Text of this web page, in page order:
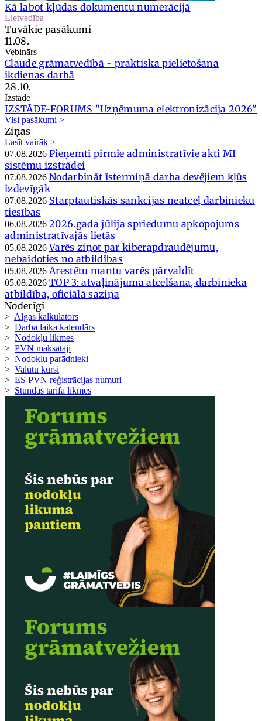
Kā labot kļūdas dokumentu numerācijā
Lietvedība
Tuvākie pasākumi
11.08.
Vebinārs
Claude grāmatvedībā - praktiska pielietošana
ikdienas darbā
28.10.
Izstāde
IZSTĀDE-FORUMS "Uzņēmuma elektronizācija 2026"
Visi pasākumi >
Ziņas
Lasīt vairāk >
07.08.2026 Pieņemti pirmie administratīvie akti MI
sistēmu izstrādei
07.08.2026 Nodarbināt īstermiņā darba devējiem kļūs
izdevīgāk
07.08.2026 Starptautiskās sankcijas neatceļ darbinieku
tiesības
06.08.2026 2026.gada jūlija spriedumu apkopojums
administratīvajās lietās
05.08.2026 Varēs ziņot par kiberapdraudējumu,
nebaidoties no atbildības
05.08.2026 Arestētu mantu varēs pārvaldīt
05.08.2026 TOP 3: atvaļinājuma atcelšana, darbinieka
atbildība, oficiālā saziņa
Noderīgi
> Algas kalkulators
> Darba laika kalendārs
> Nodokļu likmes
> PVN maksātāji
> Nodokļu parādnieki
> Valūtu kursi
> ES PVN reģistrācijas numuri
> Stundas tarifa likmes